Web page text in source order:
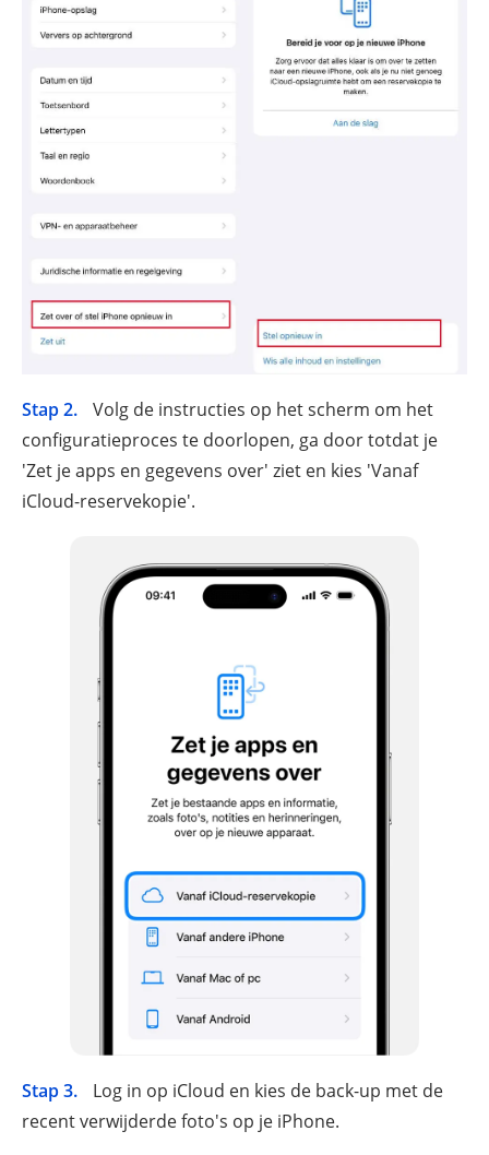
Stap 2.
Volg de instructies op het scherm om het
configuratieproces te doorlopen, ga door totdat je
'Zet je apps en gegevens over' ziet en kies 'Vanaf
iCloud-reservekopie'.
Stap 3.
Log in op iCloud en kies de back-up met de
recent verwijderde foto's op je iPhone.